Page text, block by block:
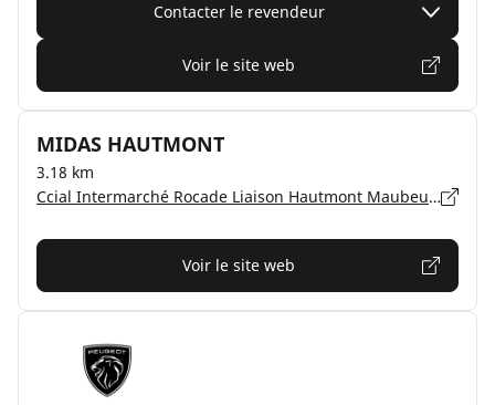
Contacter le revendeur
Voir le site web
MIDAS HAUTMONT
3.18 km
Ccial Intermarché Rocade Liaison Hautmont Maubeuge, 59330 HAUTMONT
Voir le site web